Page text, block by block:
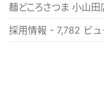
麺どころさつま 小山
採用情報 - 7,782 ビュ